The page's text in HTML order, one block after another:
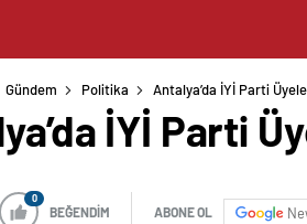
Gündem Politika Antalya’da İYİ Parti
İYİ Parti
0
BEĞENDİM ABONE OL